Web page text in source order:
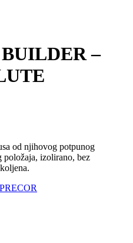
–
od njihovog potpunog
položaja, izolirano, bez
PRECOR